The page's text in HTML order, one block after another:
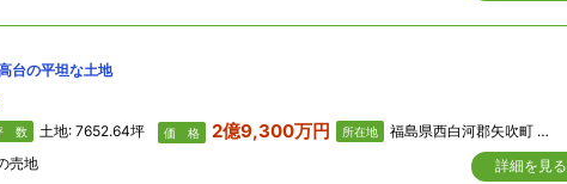
台の平坦な土地
数 土地: 7652.64坪 価 格 2億9,300万円 所在地
福島県西白河郡矢吹町 八幡町６０８番３ 外
売地
詳細を見る